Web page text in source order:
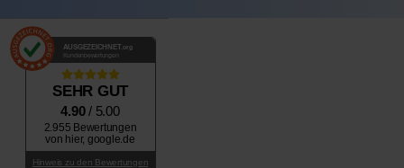
AUSGEZEICHNET.org
Kundenbewertungen
SEHR GUT
4.90/ 5.00
2.955 Bewertungen
von hier, google.de
Hinweis zu den Bewertungen